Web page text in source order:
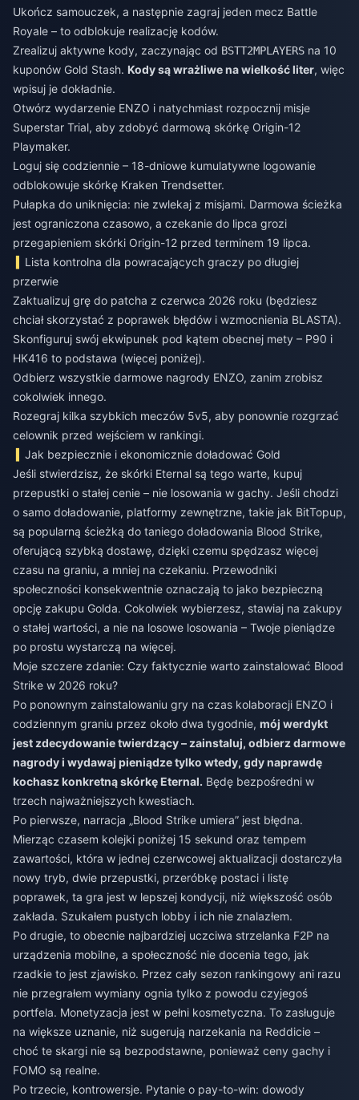
Ukończ samouczek, a następnie zagraj jeden mecz Battle
Royale – to odblokuje realizację kodów.
Zrealizuj aktywne kody, zaczynając od BSTT2MPLAYERS na 10
kuponów Gold Stash. Kody są wrażliwe na wielkość liter, więc
wpisuj je dokładnie.
Otwórz wydarzenie ENZO i natychmiast rozpocznij misje
Superstar Trial, aby zdobyć darmową skórkę Origin-12
Playmaker.
Loguj się codziennie – 18-dniowe kumulatywne logowanie
odblokowuje skórkę Kraken Trendsetter.
Pułapka do uniknięcia: nie zwlekaj z misjami. Darmowa ścieżka
jest ograniczona czasowo, a czekanie do lipca grozi
przegapieniem skórki Origin-12 przed terminem 19 lipca.
Lista kontrolna dla powracających graczy po długiej
przerwie
Zaktualizuj grę do patcha z czerwca 2026 roku (będziesz
chciał skorzystać z poprawek błędów i wzmocnienia BLASTA).
Skonfiguruj swój ekwipunek pod kątem obecnej mety – P90 i
HK416 to podstawa (więcej poniżej).
Odbierz wszystkie darmowe nagrody ENZO, zanim zrobisz
cokolwiek innego.
Rozegraj kilka szybkich meczów 5v5, aby ponownie rozgrzać
celownik przed wejściem w rankingi.
Jak bezpiecznie i ekonomicznie doładować Gold
Jeśli stwierdzisz, że skórki Eternal są tego warte, kupuj
przepustki o stałej cenie – nie losowania w gachy. Jeśli chodzi
o samo doładowanie, platformy zewnętrzne, takie jak BitTopup,
są popularną ścieżką do taniego doładowania Blood Strike,
oferującą szybką dostawę, dzięki czemu spędzasz więcej
czasu na graniu, a mniej na czekaniu. Przewodniki
społeczności konsekwentnie oznaczają to jako bezpieczną
opcję zakupu Golda. Cokolwiek wybierzesz, stawiaj na zakupy
o stałej wartości, a nie na losowe losowania – Twoje pieniądze
po prostu wystarczą na więcej.
Moje szczere zdanie: Czy faktycznie warto zainstalować Blood
Strike w 2026 roku?
Po ponownym zainstalowaniu gry na czas kolaboracji ENZO i
codziennym graniu przez około dwa tygodnie, mój werdykt
jest zdecydowanie twierdzący – zainstaluj, odbierz darmowe
nagrody i wydawaj pieniądze tylko wtedy, gdy naprawdę
kochasz konkretną skórkę Eternal. Będę bezpośredni w
trzech najważniejszych kwestiach.
Po pierwsze, narracja „Blood Strike umiera” jest błędna.
Mierząc czasem kolejki poniżej 15 sekund oraz tempem
zawartości, która w jednej czerwcowej aktualizacji dostarczyła
nowy tryb, dwie przepustki, przeróbkę postaci i listę
poprawek, ta gra jest w lepszej kondycji, niż większość osób
zakłada. Szukałem pustych lobby i ich nie znalazłem.
Po drugie, to obecnie najbardziej uczciwa strzelanka F2P na
urządzenia mobilne, a społeczność nie docenia tego, jak
rzadkie to jest zjawisko. Przez cały sezon rankingowy ani razu
nie przegrałem wymiany ognia tylko z powodu czyjegoś
portfela. Monetyzacja jest w pełni kosmetyczna. To zasługuje
na większe uznanie, niż sugerują narzekania na Reddicie –
choć te skargi nie są bezpodstawne, ponieważ ceny gachy i
FOMO są realne.
Po trzecie, kontrowersje. Pytanie o pay-to-win: dowody